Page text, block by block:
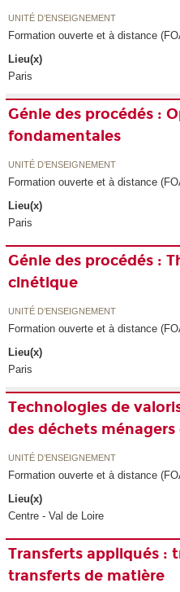
UNITÉ D’ENSEIGNEMENT
Formation ouverte et à distance
Lieu(x)
Paris
Génie des procédés :
fondamentales
UNITÉ D’ENSEIGNEMENT
Formation ouverte et à distance
Lieu(x)
Paris
Génie des procédés :
cinétique
UNITÉ D’ENSEIGNEMENT
Formation ouverte et à distance
Lieu(x)
Paris
Technologies de
des déchets
UNITÉ D’ENSEIGNEMENT
Formation ouverte et à distance
Lieu(x)
Centre - Val de Loire
Transferts appliqués :
transferts de matière